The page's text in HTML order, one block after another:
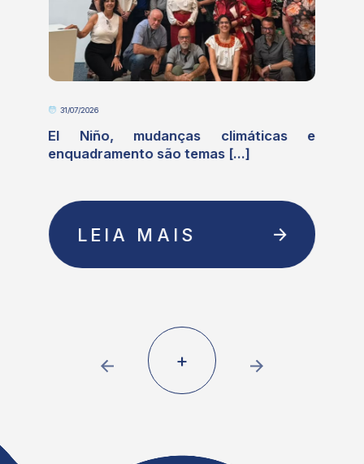
31/07/2026
El Niño, mudanças climáticas e
enquadramento são temas [...]
LEIA MAIS
+